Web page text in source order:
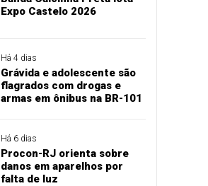
Expo Castelo 2026
Há 4 dias
Grávida e adolescente são
flagrados com drogas e
armas em ônibus na BR-101
Há 6 dias
Procon-RJ orienta sobre
danos em aparelhos por
falta de luz